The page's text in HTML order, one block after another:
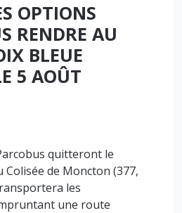
OPTIONS
RENDRE AU
BLEUE
5 AOÛT
quitteront le
de Moncton (377,
les
une route